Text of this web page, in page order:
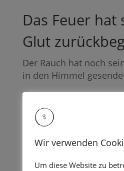
Das Feuer hat
Glut
Der Rauch hat noch
in den Himmel
Ich wünsche Euch ein
Eurem Geschmack.
Eko
? Knopfdruecker
Wir verwenden
Um diese Website zu